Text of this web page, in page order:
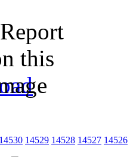
14530 14529 14528 14527 14526